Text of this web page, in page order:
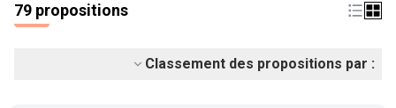
79 propositions
Classement des propositions par :